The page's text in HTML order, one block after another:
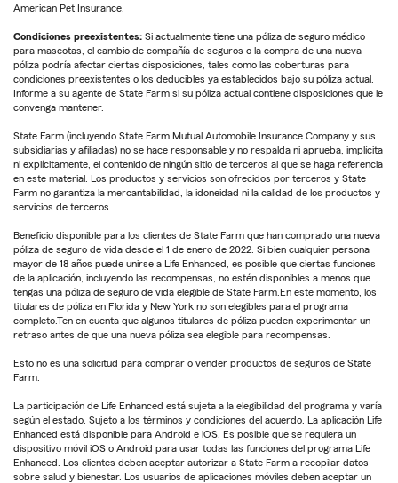
American Pet Insurance.
Condiciones preexistentes: Si actualmente tiene una póliza de seguro médico
para mascotas, el cambio de compañía de seguros o la compra de una nueva
póliza podría afectar ciertas disposiciones, tales como las coberturas para
condiciones preexistentes o los deducibles ya establecidos bajo su póliza actual.
Informe a su agente de State Farm si su póliza actual contiene disposiciones que le
convenga mantener.
State Farm (incluyendo State Farm Mutual Automobile Insurance Company y sus
subsidiarias y afiliadas) no se hace responsable y no respalda ni aprueba, implícita
ni explícitamente, el contenido de ningún sitio de terceros al que se haga referencia
en este material. Los productos y servicios son ofrecidos por terceros y State
Farm no garantiza la mercantabilidad, la idoneidad ni la calidad de los productos y
servicios de terceros.
Beneficio disponible para los clientes de State Farm que han comprado una nueva
póliza de seguro de vida desde el 1 de enero de 2022. Si bien cualquier persona
mayor de 18 años puede unirse a Life Enhanced, es posible que ciertas funciones
de la aplicación, incluyendo las recompensas, no estén disponibles a menos que
tengas una póliza de seguro de vida elegible de State Farm.En este momento, los
titulares de póliza en Florida y New York no son elegibles para el programa
completo.Ten en cuenta que algunos titulares de póliza pueden experimentar un
retraso antes de que una nueva póliza sea elegible para recompensas.
Esto no es una solicitud para comprar o vender productos de seguros de State
Farm.
La participación de Life Enhanced está sujeta a la elegibilidad del programa y varía
según el estado. Sujeto a los términos y condiciones del acuerdo. La aplicación Life
Enhanced está disponible para Android e iOS. Es posible que se requiera un
dispositivo móvil iOS o Android para usar todas las funciones del programa Life
Enhanced. Los clientes deben aceptar autorizar a State Farm a recopilar datos
sobre salud y bienestar. Los usuarios de aplicaciones móviles deben aceptar un